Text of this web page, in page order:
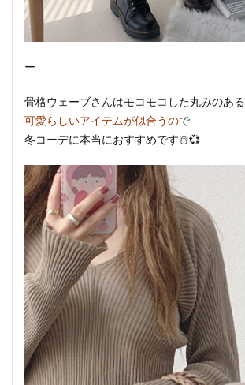
ー
骨格ウェーブさんはモコモコした丸みのある
可愛らしいアイテムが似合うので
冬コーデに本当におすすめです☃️💞